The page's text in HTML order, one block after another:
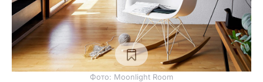
Фото: Moonlight Room